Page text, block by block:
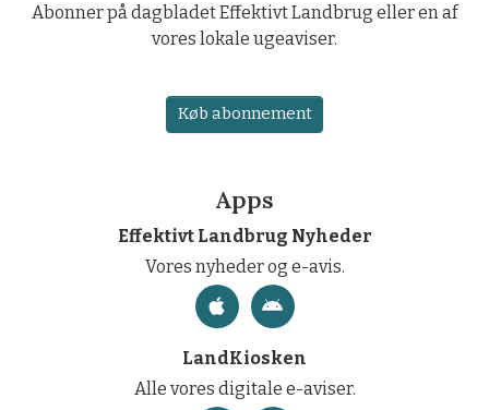
Abonner på dagbladet Effektivt Landbrug eller en af
vores lokale ugeaviser.
Køb abonnement
Apps
Effektivt Landbrug Nyheder
Vores nyheder og e-avis.
LandKiosken
Alle vores digitale e-aviser.